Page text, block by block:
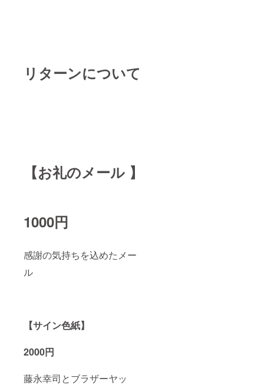
リターンについて
【お礼のメール 】
1000円
感謝の気持ちを込めたメー
ル
【サイン色紙】
2000円
藤永幸司とブラザーヤッ